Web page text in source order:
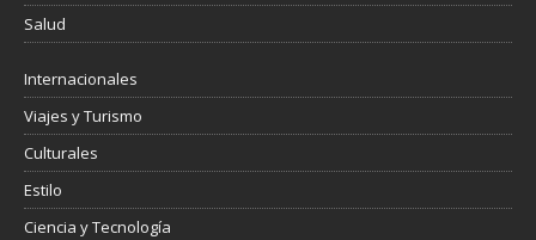
Salud
Internacionales
Viajes y Turismo
Culturales
Estilo
Ciencia y Tecnología